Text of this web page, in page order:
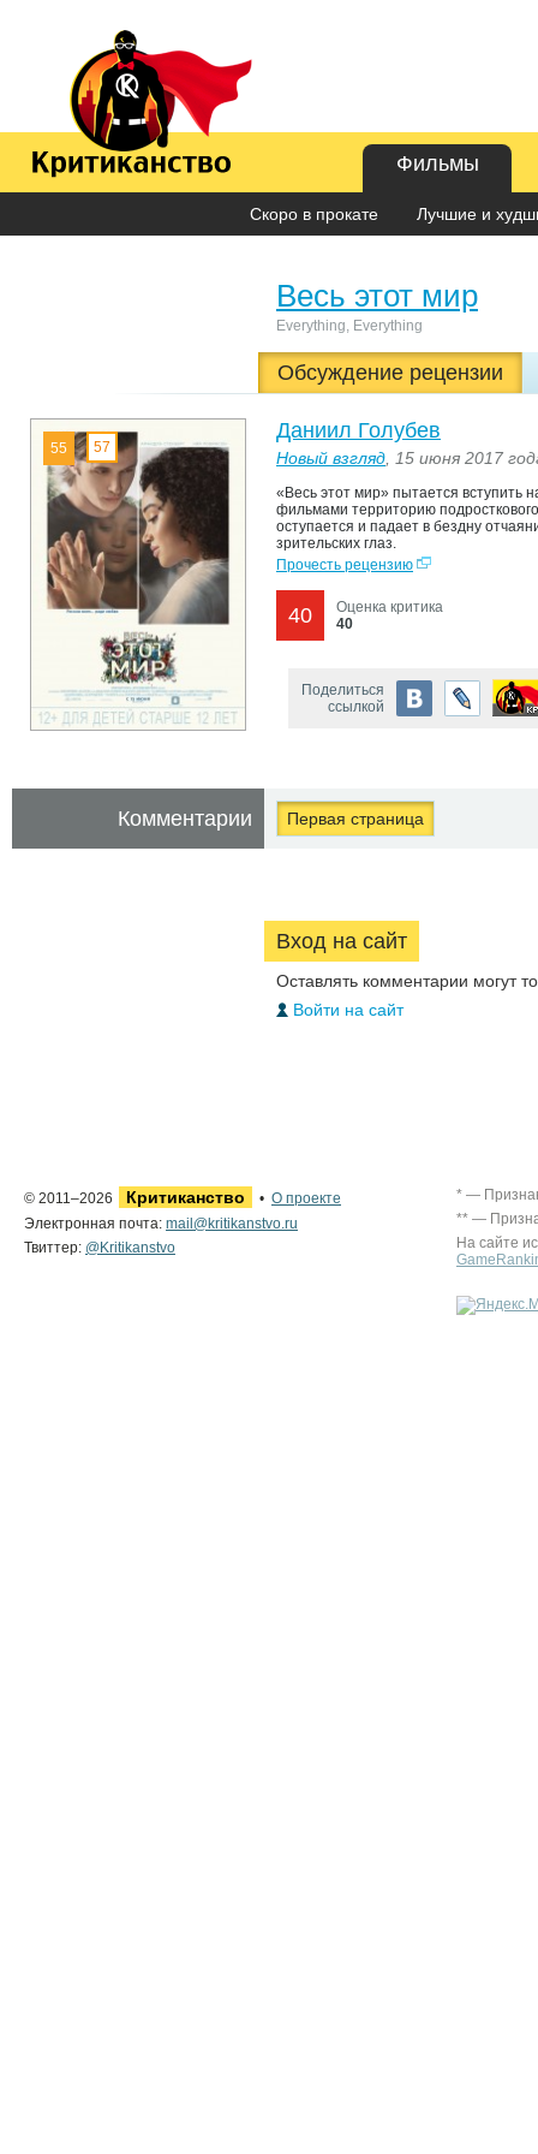
Фильмы
Скоро в прокате Лучшие и
Весь этот мир
Everything, Everything
Обсуждение рецензии
55 57
Даниил Голубев
Новый взгляд , 15 июня 2017
«Весь этот мир» пытается вступить
фильмами территорию
оступается и падает в бездну
зрительских глаз.
Прочесть рецензию
40
Оценка критика
40
Поделиться
ссылкой
Комментарии Первая страница
Вход на сайт
Оставлять комментарии могут
Войти на сайт
© 2011–2026 Критиканство • О проекте
Электронная почта: mail@kritikanstvo.ru
Твиттер: @Kritikanstvo
* —
** —
На сайте